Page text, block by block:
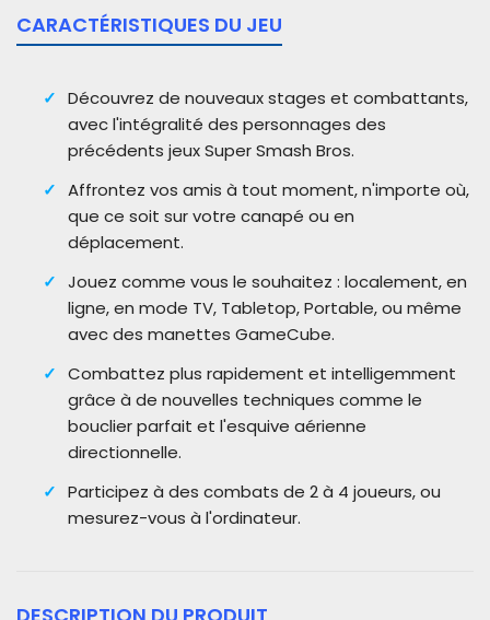
CARACTÉRISTIQUES DU JEU
Découvrez de nouveaux stages et combattants,
avec l'intégralité des personnages des
précédents jeux Super Smash Bros.
Affrontez vos amis à tout moment, n'importe où,
que ce soit sur votre canapé ou en
déplacement.
Jouez comme vous le souhaitez : localement, en
ligne, en mode TV, Tabletop, Portable, ou même
avec des manettes GameCube.
Combattez plus rapidement et intelligemment
grâce à de nouvelles techniques comme le
bouclier parfait et l'esquive aérienne
directionnelle.
Participez à des combats de 2 à 4 joueurs, ou
mesurez-vous à l'ordinateur.